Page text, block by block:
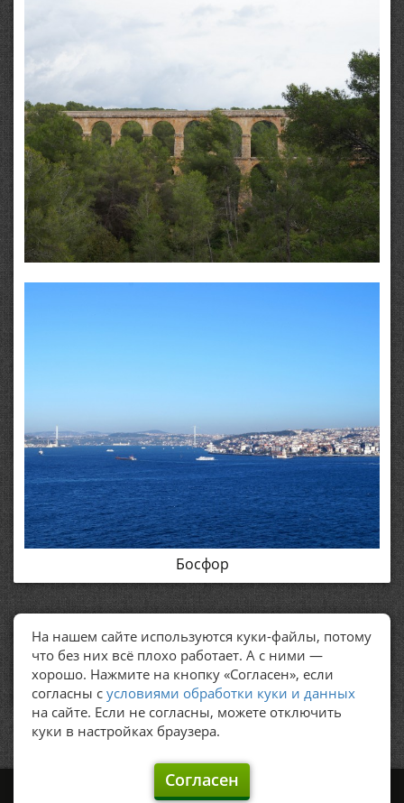
Босфор
ПОЛЕЗНЫЕ ССЫЛКИ
Политика обработки персональных данных
Graker's, 2009 – 2026.
На нашем сайте используются куки-файлы, потому
что без них всё плохо работает. А с ними —
хорошо. Нажмите на кнопку «Согласен», если
согласны с условиями обработки куки и данных
на сайте. Если не согласны, можете отключить
куки в настройках браузера.
Согласен